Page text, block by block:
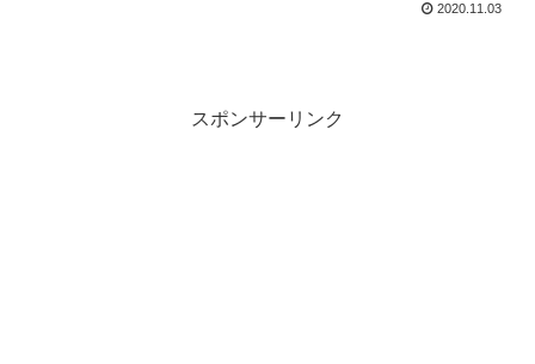
2020.11.03
スポンサーリンク